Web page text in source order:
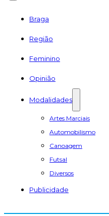
Braga
Região
Feminino
Opinião
Modalidades
Artes Marciais
Automobilismo
Canoagem
Futsal
Diversos
Publicidade